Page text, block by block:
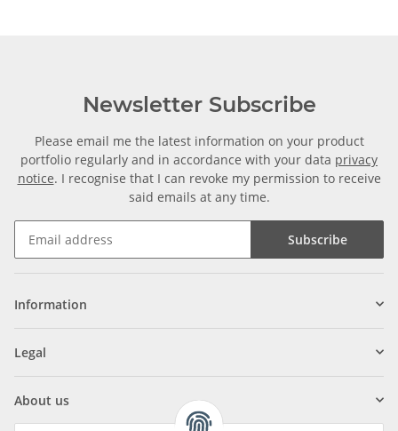
Newsletter Subscribe
Please email me the latest information on your product
portfolio regularly and in accordance with your data privacy
notice. I recognise that I can revoke my permission to receive
said emails at any time.
Subscribe
Information
Legal
About us